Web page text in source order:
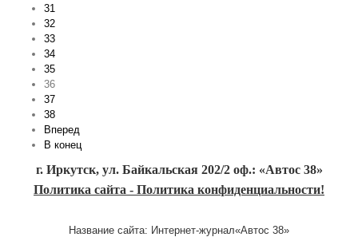
31
32
33
34
35
36
37
38
Вперед
В конец
г. Иркутск, ул. Байкальская 202/2 оф.: «Автос 38»
Политика сайта - Политика конфиденциальности!
Название сайта: Интернет-журнал«Автос 38»